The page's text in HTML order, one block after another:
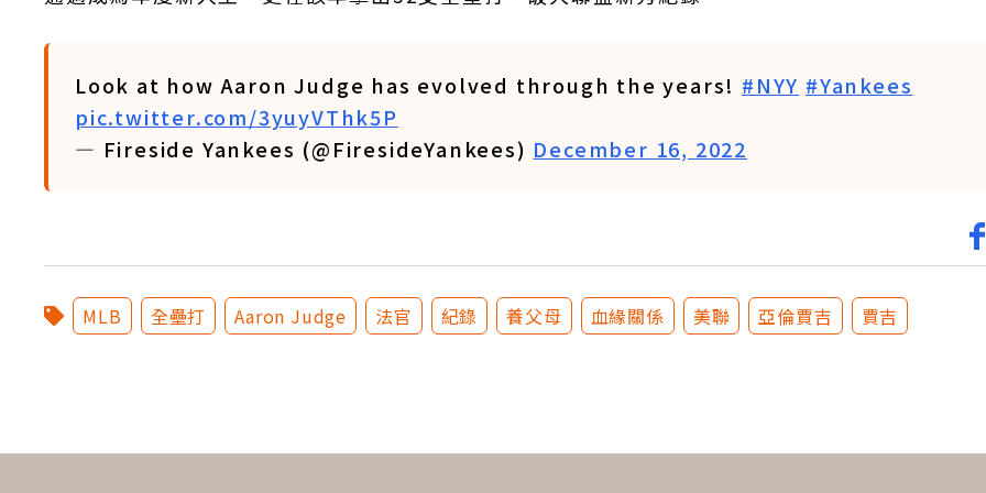
Look at how Aaron Judge has evolved through the years! #NYY #Yankees
pic.twitter.com/3yuyVThk5P
— Fireside Yankees (@FiresideYankees) December 16, 2022
MLB 全壘打 Aaron Judge 法官 紀錄 養父母 血緣關係 美聯 亞倫賈吉 賈吉